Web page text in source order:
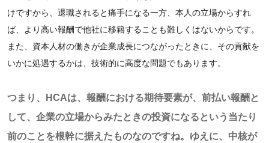
けですから、退職されると痛手になる一方、本人の立場からすれ
ば、より高い報酬で他社に移籍することも難しくはないからです。
また、資本人材の働きが企業成長につながったときに、その貢献を
いかに処遇するかは、技術的に高度な問題でもあります。
つまり、HCAは、報酬における期待要素が、前払い報酬と
して、企業の立場からみたときの投資になるという当たり
前のことを根幹に据えたものなのですね。ゆえに、中核が